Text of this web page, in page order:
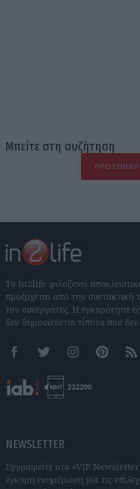
Μπείτε στη συζήτηση
ΠΡΟΣΘΉΚΗ
Το In2life φιλοξενεί
προέρχεται από την συντακτική
του συνεργάτες. Η εγκυρότητα
δεν δημοσιεύεται τίποτα που δεν
FacebookTwitter InstagramPinterest
NEWSLETTER
Εγγραφείτε στο «VIP
έγκυρη ενημέρωση για τις